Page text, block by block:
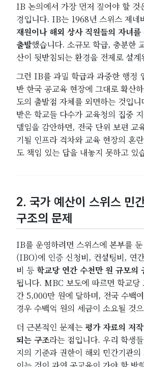
IB 논의에서 가장 먼저 짚어야 할 것
경입니다. IB는 1968년 스위스 제네
재원이나 해외 상사 직원들의 자녀
출발했습니다. 소규모 학급, 충분한
산이 뒷받침되는 환경을 전제로 설계
그런 IB를 과밀 학급과 과중한 행정
반 한국 공교육 현장에 그대로 확산
도의 출발점 자체를 외면하는 것입
받은 학교들 다수가 교육청의 집중
델임을 감안하면, 전국 단위 보편 교
기될 인프라 격차와 교육 현장의 혼
도 책임 있는 답을 내놓지 못하고 있
2. 국가 예산이 스위스 민
구조의 문제
IB를 운영하려면 스위스에 본부를
(IBO)에 인증 신청비, 컨설팅비, 연
비 등학교당 연간 수천만 원 규모의
됩니다. MBC 보도에 따르면 학교당
간 5,000만 원에 달하며, 전국 수백
경우 수백억 원의 세금이 소요될 것
더 근본적인 문제는 평가 자료의 저
되는 구조라는 점입니다. 우리 학생
지의 기준과 권한이 해외 민간기관